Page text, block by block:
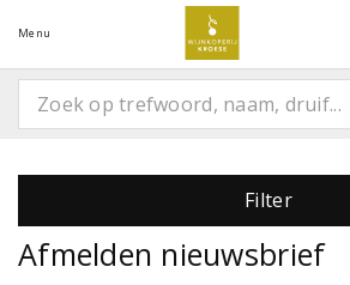
Menu
Filter
Afmelden nieuwsbrief